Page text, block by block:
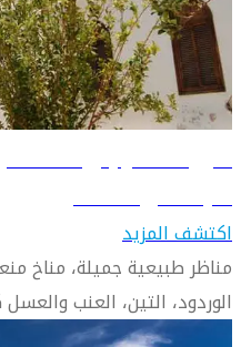
دليل السفر إلى الطائف
تعرّف على الطائف
اكتشف المزيد
مناظر طبيعية جميلة، مناخ
الوردود، التين، العنب